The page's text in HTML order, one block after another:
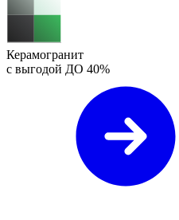
Керамогранит
с выгодой ДО 40%